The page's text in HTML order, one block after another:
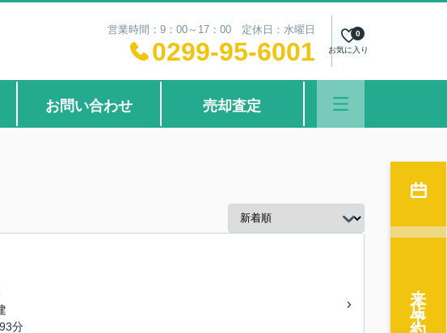
営業時間：9：00～17：00 定休日：水曜日
0299-95-6001 お気に入り
0
お問い合わせ 売却査定
分
来店予約